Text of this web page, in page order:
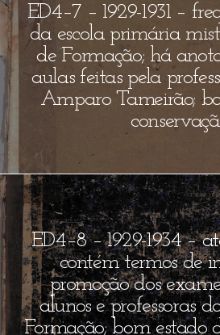
ED4–7 – 1929-1931 –
da escola primária
de Formação; há
aulas feitas pela
Amparo Tameirão;
ED4–8 – 1929-1934 –
contém termos de
promoção dos
alunos e professoras
Formação; bom estado